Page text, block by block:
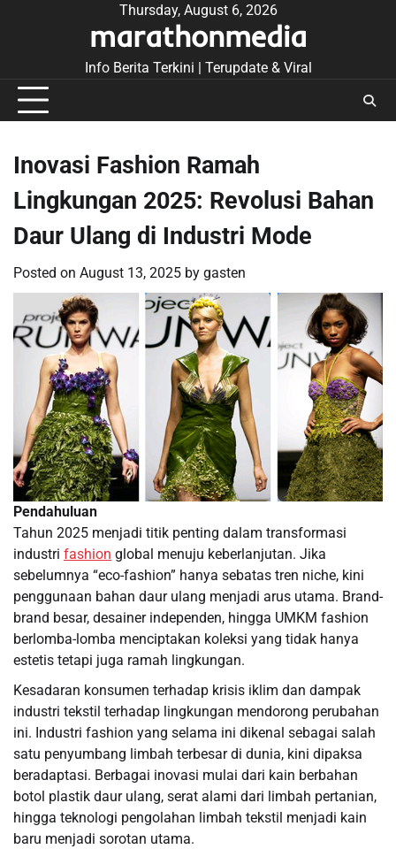
Thursday, August 6, 2026
marathonmedia
Info Berita Terkini | Terupdate & Viral
Inovasi Fashion Ramah
Lingkungan 2025: Revolusi Bahan
Daur Ulang di Industri Mode
Posted on August 13, 2025 by gasten
Pendahuluan
Tahun 2025 menjadi titik penting dalam transformasi
industri fashion global menuju keberlanjutan. Jika
sebelumnya “eco-fashion” hanya sebatas tren niche, kini
penggunaan bahan daur ulang menjadi arus utama. Brand-
brand besar, desainer independen, hingga UMKM fashion
berlomba-lomba menciptakan koleksi yang tidak hanya
estetis tetapi juga ramah lingkungan.
Kesadaran konsumen terhadap krisis iklim dan dampak
industri tekstil terhadap lingkungan mendorong perubahan
ini. Industri fashion yang selama ini dikenal sebagai salah
satu penyumbang limbah terbesar di dunia, kini dipaksa
beradaptasi. Berbagai inovasi mulai dari kain berbahan
botol plastik daur ulang, serat alami dari limbah pertanian,
hingga teknologi pengolahan limbah tekstil menjadi kain
baru menjadi sorotan utama.